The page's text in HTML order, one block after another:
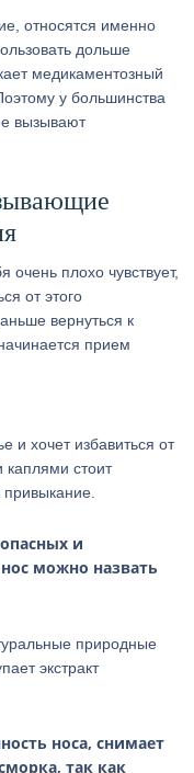
относятся именно
дольше
медикаментозный
у большинства
вызывают
очень плохо чувствует,
от этого
вернуться к
прием
и хочет избавиться от
каплями стоит
и
можно назвать
природные
экстракт
носа, снимает
так как